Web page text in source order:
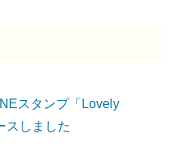
スタンプ「Lovely
スしました